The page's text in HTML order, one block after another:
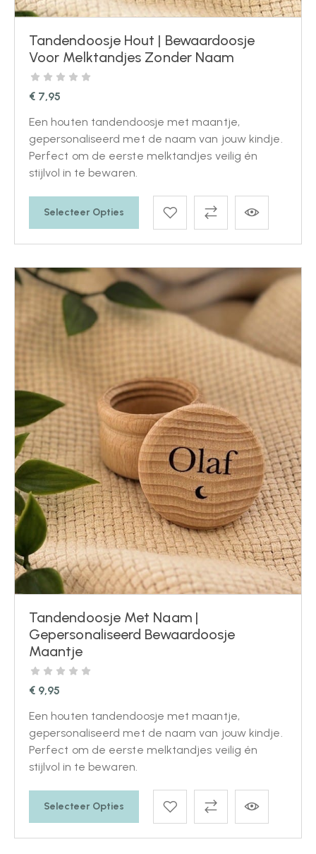
Tandendoosje Hout | Bewaardoosje
Voor Melktandjes Zonder Naam
€ 7,95
Een houten tandendoosje met maantje,
gepersonaliseerd met de naam van jouw kindje.
Perfect om de eerste melktandjes veilig én
stijlvol in te bewaren.
Selecteer Opties
Tandendoosje Met Naam |
Gepersonaliseerd Bewaardoosje
Maantje
€ 9,95
Een houten tandendoosje met maantje,
gepersonaliseerd met de naam van jouw kindje.
Perfect om de eerste melktandjes veilig én
stijlvol in te bewaren.
Selecteer Opties